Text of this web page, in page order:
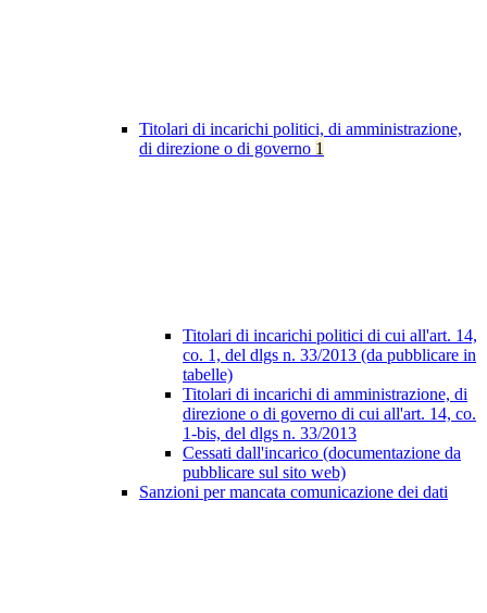
Titolari di incarichi politici, di amministrazione,
di direzione o di governo 1
Titolari di incarichi politici di cui all'art. 14,
co. 1, del dlgs n. 33/2013 (da pubblicare in
tabelle)
Titolari di incarichi di amministrazione, di
direzione o di governo di cui all'art. 14, co.
1-bis, del dlgs n. 33/2013
Cessati dall'incarico (documentazione da
pubblicare sul sito web)
Sanzioni per mancata comunicazione dei dati